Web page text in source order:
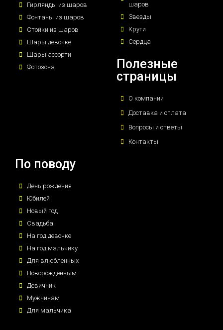
Гирлянды из шаров
Фонтаны из шаров
Стойки из шаров
Шары девочке
Шары ассорти
Фотозона
шаров
Звезды
Круги
Сердца
Полезные
страницы
О компании
Доставка и оплата
Вопросы и ответы
Контакты
По поводу
День рождения
Юбилей
Новый год
Свадьба
На год девочке
На год мальчику
Для влюбленных
Новорожденным
Девичник
Мужчинам
Для мальчика